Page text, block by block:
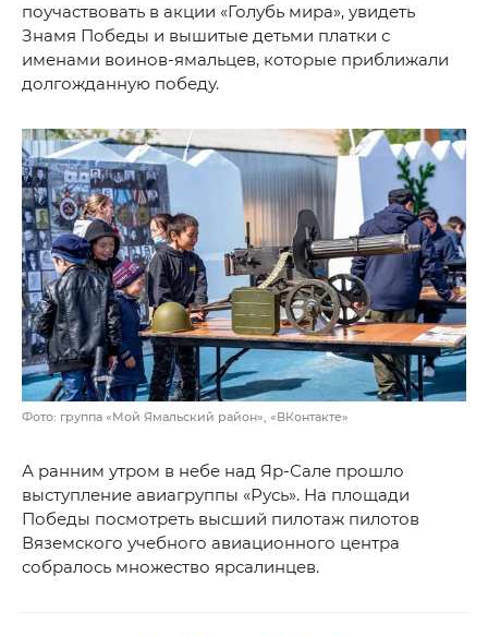
поучаствовать в акции «Голубь мира», увидеть
Знамя Победы и вышитые детьми платки с
именами воинов-ямальцев, которые приближали
долгожданную победу.
Фото: группа «Мой Ямальский район», «ВКонтакте»
А ранним утром в небе над Яр-Сале прошло
выступление авиагруппы «Русь». На площади
Победы посмотреть высший пилотаж пилотов
Вяземского учебного авиационного центра
собралось множество ярсалинцев.